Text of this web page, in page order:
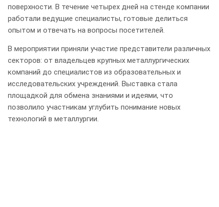
поверхности. В течение четырех дней на стенде компании
работали ведущие специалисты, готовые делиться
опытом и отвечать на вопросы посетителей.
В мероприятии приняли участие представители различных
секторов: от владельцев крупных металлургических
компаний до специалистов из образовательных и
исследовательских учреждений. Выставка стала
площадкой для обмена знаниями и идеями, что
позволило участникам углубить понимание новых
технологий в металлургии.